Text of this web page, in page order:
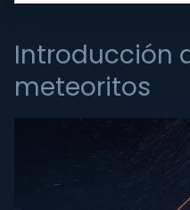
Introducción
meteoritos